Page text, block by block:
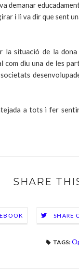
demanar
i li va dir que sent
situació de la
com diu una de les
a tots i fer
SHARE
SHARE
TAGS: